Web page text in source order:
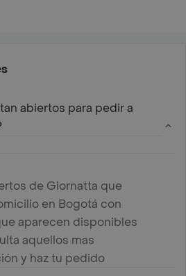
abiertos para pedir a
de Giornatta que
en Bogotá con
aparecen disponibles
aquellos mas
y haz tu pedido